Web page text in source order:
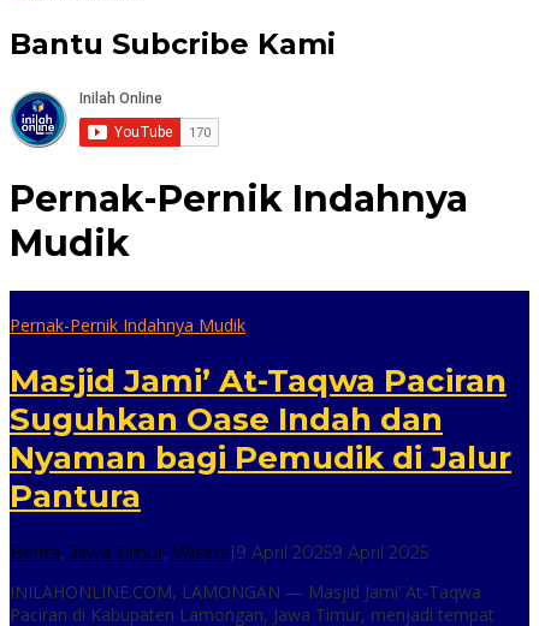
Bantu Subcribe Kami
Pernak-Pernik Indahnya
Mudik
Pernak-Pernik Indahnya Mudik
Masjid Jami’ At-Taqwa Paciran
Suguhkan Oase Indah dan
Nyaman bagi Pemudik di Jalur
Pantura
Berita, Jawa Timur, Wisata|9 April 20259 April 2025oleh
online
INILAHONLINE.COM, LAMONGAN — Masjid Jami’ At-Taqwa
Paciran di Kabupaten Lamongan, Jawa Timur, menjadi tempat